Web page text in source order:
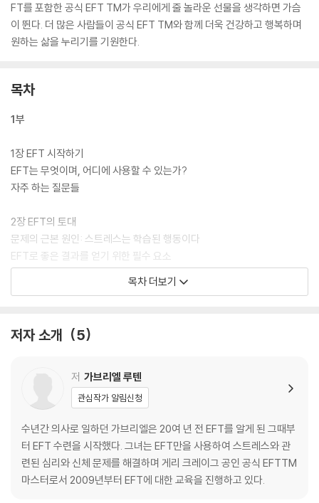
FT를 포함한 공식 EFT TM가 우리에게 줄 놀라운 선물을 생각하면 가슴
이 뛴다. 더 많은 사람들이 공식 EFT TM와 함께 더욱 건강하고 행복하며
원하는 삶을 누리기를 기원한다.
목차
1부
1장 EFT 시작하기
EFT는 무엇이며, 어디에 사용할 수 있는가?
자주 하는 질문들
2장 EFT의 토대
문제의 근본 원인: 스트레스는 학습된 행동이다
EFT로 좋은 결과를 얻기 위한 필수 요소
공식 EFT의 최신 형식의 배경
옵티멀 EFT 기본 프로토콜
5장 자기 치유 시작하기
대체 나는 뭐가 문제일까?
6장 EFT 실행 계획
목차 더보기
저자 소개 5
저 가브리엘 루텐
관심작가 알림신청
수년간 의사로 일하던 가브리엘은 20여 년 전 EFT를 알게 된 그때부
터 EFT 수련을 시작했다. 그녀는 EFT만을 사용하여 스트레스와 관
련된 심리와 신체 문제를 해결하며 게리 크레이그 공인 공식 EFTTM
마스터로서 2009년부터 EFT에 대한 교육을 진행하고 있다.